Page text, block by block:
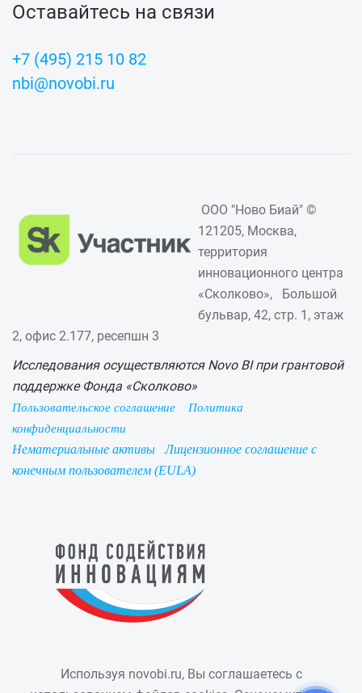
Используя novobi.ru, Вы соглашаетесь с
Оставайтесь на связи
+7 (495) 215 10 82
nbi@novobi.ru
ООО "Ново Биай" ©
121205, Москва,
территория
инновационного центра
«Сколково», Большой
бульвар, 42, стр. 1, этаж
2, офис 2.177, ресепшн 3
Исследования осуществляются Novo BI при грантовой
поддержке Фонда «Сколково»
Пользовательское соглашение
Политика
конфиденциальности
Нематериальные активы
Лицензионное соглашение с
конечным пользователем (EULA)